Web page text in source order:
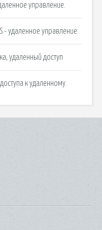
управление.
- удаленное управление.
удаленный доступ
к удаленному.